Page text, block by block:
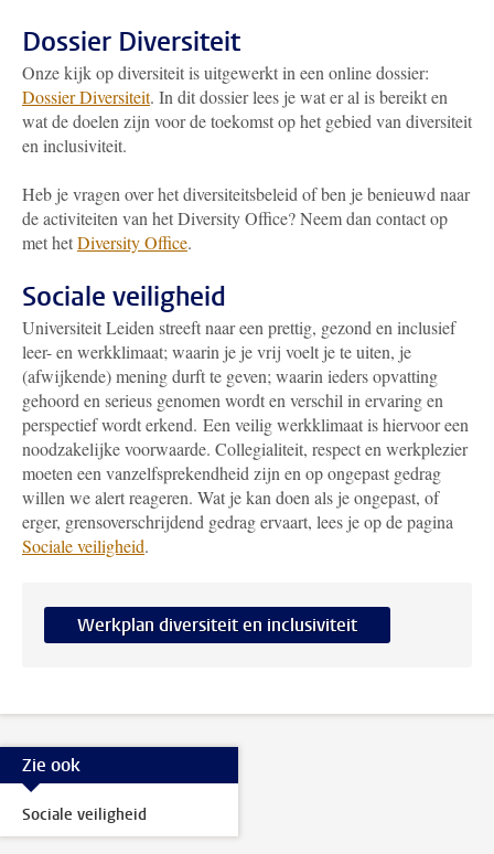
Dossier Diversiteit
Onze kijk op diversiteit is uitgewerkt in een online dossier:
Dossier Diversiteit. In dit dossier lees je wat er al is bereikt en
wat de doelen zijn voor de toekomst op het gebied van diversiteit
en inclusiviteit.
Heb je vragen over het diversiteitsbeleid of ben je benieuwd naar
de activiteiten van het Diversity Office? Neem dan contact op
met hetDiversity Office.
Sociale veiligheid
Universiteit Leiden streeft naar een prettig, gezond en inclusief
leer- en werkklimaat; waarin je je vrij voelt je te uiten, je
(afwijkende) mening durft te geven; waarin ieders opvatting
gehoord en serieus genomen wordt en verschil in ervaring en
perspectief wordt erkend. Een veilig werkklimaat is hiervoor een
noodzakelijke voorwaarde. Collegialiteit, respect en werkplezier
moeten een vanzelfsprekendheid zijn en op ongepast gedrag
willen we alert reageren. Wat je kan doen als je ongepast, of
erger, grensoverschrijdend gedrag ervaart, lees je op de pagina
Sociale veiligheid.
Werkplan diversiteit en inclusiviteit
Zie ook
Sociale veiligheid